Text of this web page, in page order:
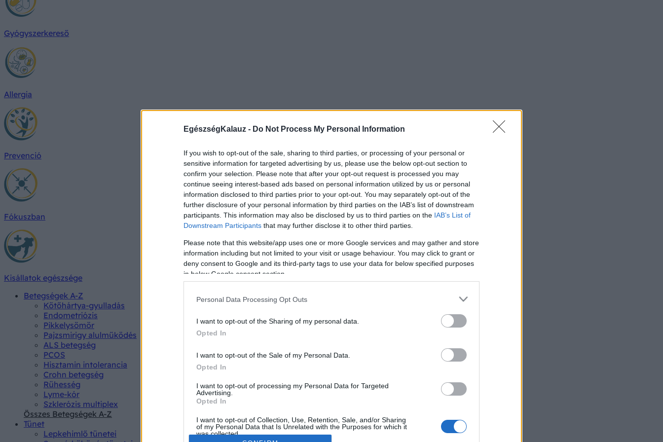
EgészségKalauz - Do Not Process My Personal Information
If you wish to opt-out of the sale, sharing to third parties, or processing of your personal or
sensitive information for targeted advertising by us, please use the below opt-out section to
confirm your selection. Please note that after your opt-out request is processed you may
continue seeing interest-based ads based on personal information utilized by us or personal
information disclosed to third parties prior to your opt-out. You may separately opt-out of the
further disclosure of your personal information by third parties on the IAB’s list of downstream
participants. This information may also be disclosed by us to third parties on the IAB’s List of
Downstream Participants that may further disclose it to other third parties.
Please note that this website/app uses one or more Google services and may gather and store
information including but not limited to your visit or usage behaviour. You may click to grant or
deny consent to Google and its third-party tags to use your data for below specified purposes
in below Google consent section.
Personal Data Processing Opt Outs
I want to opt-out of the Sharing of my personal data.
Opted In
I want to opt-out of the Sale of my Personal Data.
Opted In
I want to opt-out of processing my Personal Data for Targeted
Advertising.
Opted In
I want to opt-out of Collection, Use, Retention, Sale, and/or Sharing
of my Personal Data that Is Unrelated with the Purposes for which it
was collected.
Gyógyszerkereső
Allergia
Prevenció
Fókuszban
Kisállatok egészsége
Betegségek A-Z
Kötőhártya-gyulladás
Endometriózis
Pikkelysömör
Pajzsmirigy alulműködés
ALS betegség
PCOS
Hisztamin intolerancia
Crohn betegség
Rühesség
Lyme-kór
Szklerózis multiplex
Összes Betegségek A-Z
Tünet
Lepkehimlő tünetei